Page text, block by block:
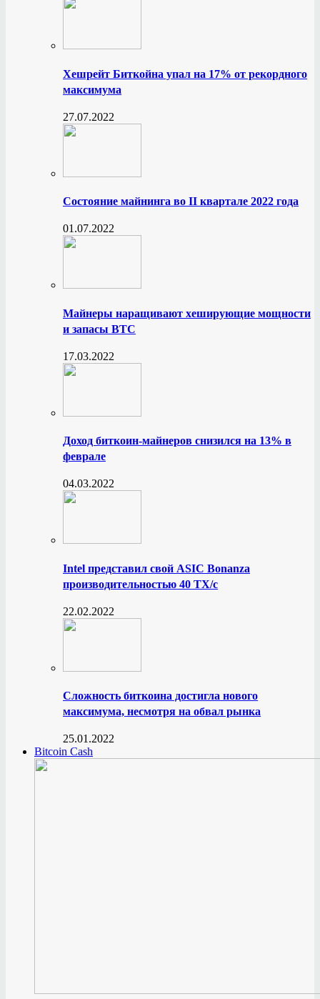
Хешрейт Биткойна упал на 17% от рекордного
максимума
27.07.2022
Состояние майнинга во II квартале 2022 года
01.07.2022
Майнеры наращивают хеширующие мощности
и запасы BTC
17.03.2022
Доход биткоин-майнеров снизился на 13% в
феврале
04.03.2022
Intel представил свой ASIC Bonanza
производительностью 40 ТХ/с
22.02.2022
Сложность биткоина достигла нового
максимума, несмотря на обвал рынка
25.01.2022
Bitcoin Cash